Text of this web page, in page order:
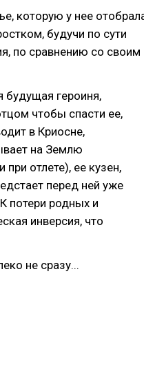
которую у нее
будучи по сути
по сравнению со своим
будущая героиня,
чтобы спасти ее,
в Криосне,
на Землю
отлете), ее кузен,
перед ней уже
потери родных и
инверсия, что
не сразу...